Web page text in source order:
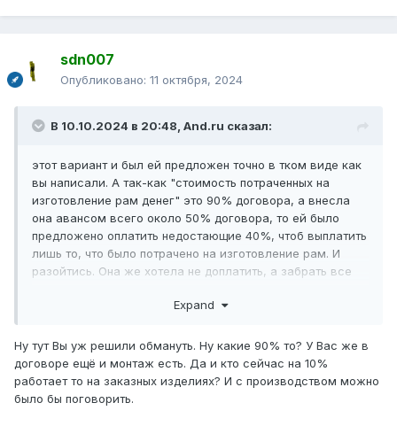
sdn007
Опубликовано: 11 октября, 2024
В 10.10.2024 в 20:48, And.ru сказал:
этот вариант и был ей предложен точно в тком виде как
вы написали. А так-как "стоимость потраченных на
изготовление рам денег" это 90% договора, а внесла
она авансом всего около 50% договора, то ей было
предложено оплатить недостающие 40%, чтоб выплатить
лишь то, что было потрачено на изготовление рам. И
разойтись. Она же хотела не доплатить, а забрать все
Expand
Ну тут Вы уж решили обмануть. Ну какие 90% то? У Вас же в
договоре ещё и монтаж есть. Да и кто сейчас на 10%
работает то на заказных изделиях? И с производством можно
было бы поговорить.